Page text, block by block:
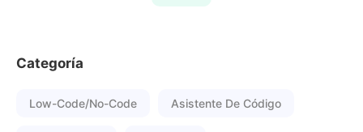
Categoría
Low-Code/No-Code Asistente De Código